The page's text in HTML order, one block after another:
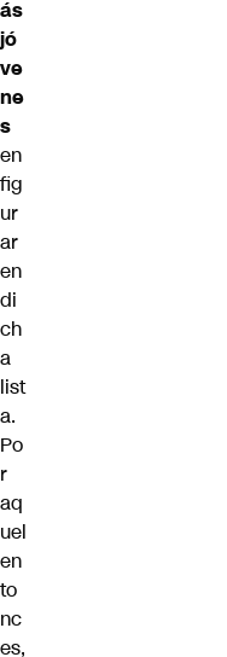
ás
jó
ve
ne
s
en
fig
ur
ar
en
di
ch
a
list
a.
Po
r
aq
uel
en
to
nc
es,